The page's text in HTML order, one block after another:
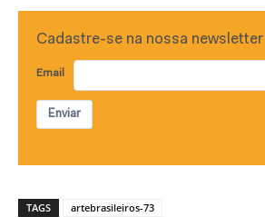
Cadastre-se na nossa newsletter
Email
Enviar
TAGS artebrasileiros-73